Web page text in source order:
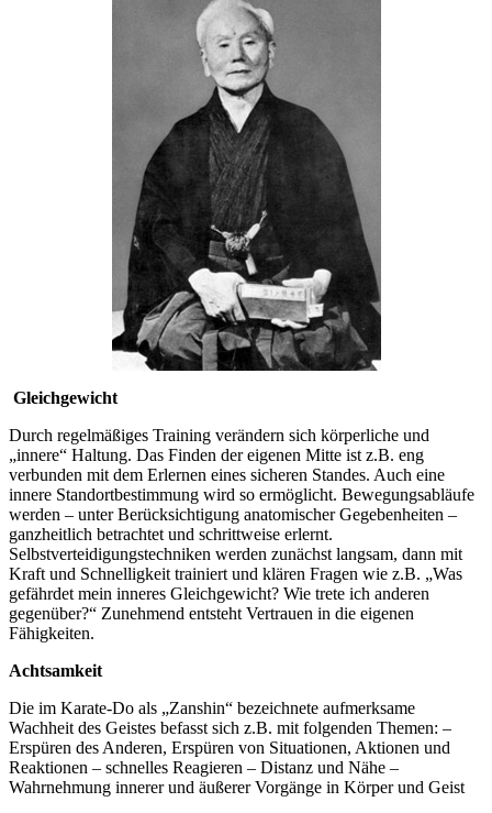
Gleichgewicht
Durch regelmäßiges Training verändern sich körperliche und
„innere“ Haltung. Das Finden der eigenen Mitte ist z.B. eng
verbunden mit dem Erlernen eines sicheren Standes. Auch eine
innere Standortbestimmung wird so ermöglicht. Bewegungsabläufe
werden – unter Berücksichtigung anatomischer Gegebenheiten –
ganzheitlich betrachtet und schrittweise erlernt.
Selbstverteidigungstechniken werden zunächst langsam, dann mit
Kraft und Schnelligkeit trainiert und klären Fragen wie z.B. „Was
gefährdet mein inneres Gleichgewicht? Wie trete ich anderen
gegenüber?“ Zunehmend entsteht Vertrauen in die eigenen
Fähigkeiten.
Achtsamkeit
Die im Karate-Do als „Zanshin“ bezeichnete aufmerksame
Wachheit des Geistes befasst sich z.B. mit folgenden Themen: –
Erspüren des Anderen, Erspüren von Situationen, Aktionen und
Reaktionen – schnelles Reagieren – Distanz und Nähe –
Wahrnehmung innerer und äußerer Vorgänge in Körper und Geist